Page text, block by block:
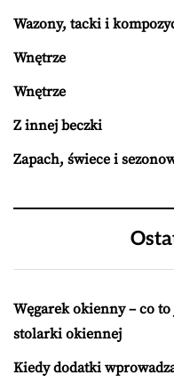
Wazony, tacki i
Wnętrze
Wnętrze
Z innej beczki
Zapach, świece i
Węgarek okienny – co
stolarki okiennej
Kiedy dodatki